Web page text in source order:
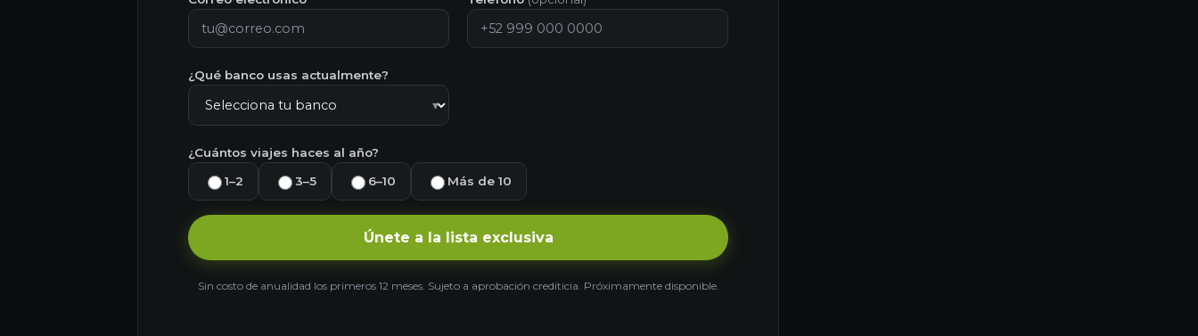
¿Qué banco usas actualmente?
¿Cuántos viajes haces al año?
1–2
3–5 6–10 Más de 10
Únete a la lista exclusiva
Sin costo de anualidad los primeros 12 meses. Sujeto a aprobación crediticia. Próximamente disponible.